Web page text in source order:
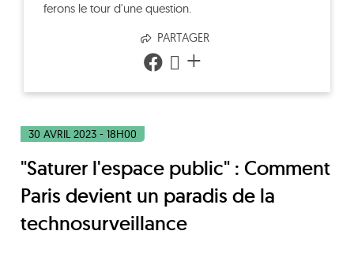
ferons le tour d'une question.
PARTAGER
+
30 AVRIL 2023 - 18H00
"Saturer l'espace public" : Comment
Paris devient un paradis de la
technosurveillance